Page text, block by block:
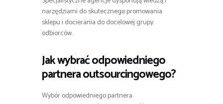
narzędziami do skutecznego promowania
sklepu i docierania do docelowej grupy
odbiorców.
Jak wybrać odpowiedniego
partnera outsourcingowego?
Wybór odpowiedniego partnera